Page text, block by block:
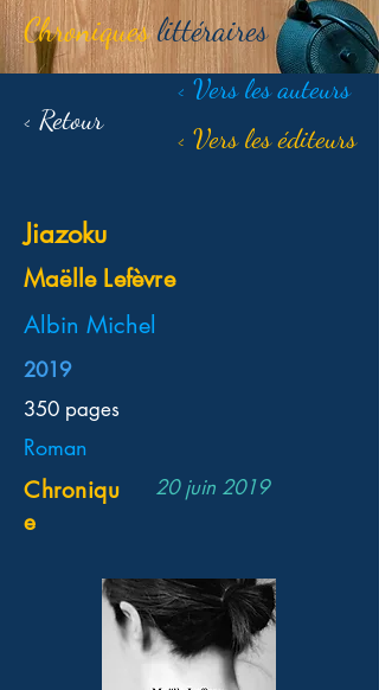
Chroniqueslittéraires
< Retour
< Vers les auteurs
< Vers les éditeurs
Jiazoku
Maëlle Lefèvre
Albin Michel
2019
350 pages
Roman
Chroniqu
e
20 juin 2019